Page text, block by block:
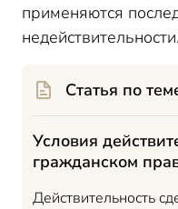
применяются
недействительности.
Статья по
Условия
гражданском
Действительность